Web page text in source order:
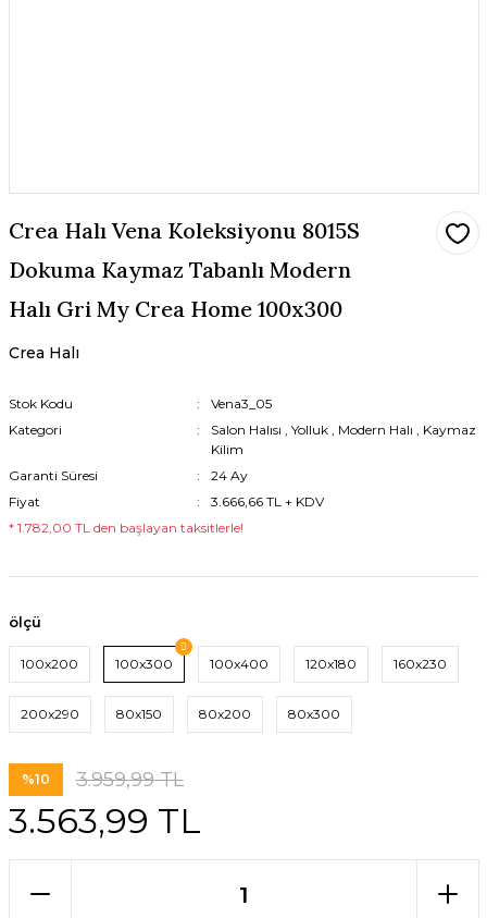
Crea Halı Vena Koleksiyonu 8015S
Dokuma Kaymaz Tabanlı Modern
Halı Gri My Crea Home 100x300
Crea Halı
Stok Kodu
Vena3_05
Kategori
Salon Halısı , Yolluk , Modern Halı , Kaymaz
Kilim
Garanti Süresi
24 Ay
Fiyat
3.666,66 TL + KDV
* 1.782,00 TL den başlayan taksitlerle!
ölçü
100x200 100x300 100x400 120x180 160x230
200x290 80x150 80x200 80x300
%10 3.959,99 TL
3.563,99 TL